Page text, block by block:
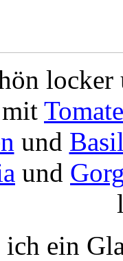
mit
und
und
ich ein